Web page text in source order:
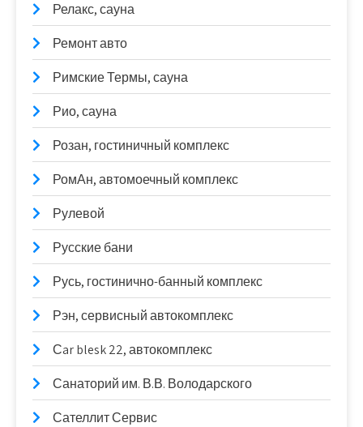
Релакс, сауна
Ремонт авто
Римские Термы, сауна
Рио, сауна
Розан, гостиничный комплекс
РомАн, автомоечный комплекс
Рулевой
Русские бани
Русь, гостинично-банный комплекс
Рэн, сервисный автокомплекс
Сar blesk 22, автокомплекс
Санаторий им. В.В. Володарского
Сателлит Сервис